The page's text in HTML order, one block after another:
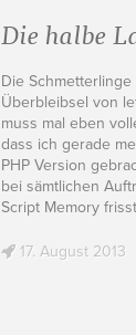
Die halbe
Die
Überbleibsel von
muss mal eben
dass ich gerade
PHP Version
bei sämtlichen
Script Memory
17. August 2013